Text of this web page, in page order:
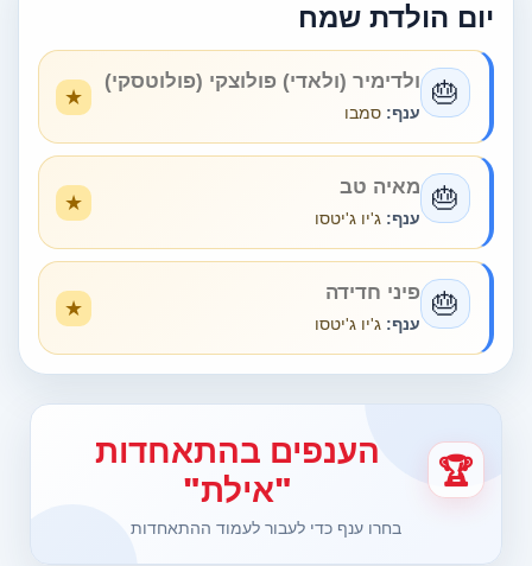
יום הולדת שמח
🎂 ולדימיר (ולאדי) פולוצקי (פולוטסקי)
ענף: סמבו
🎂 מאיה טב
ענף: ג'יו ג'יטסו
🎂 פיני חדידה
ענף: ג'יו ג'יטסו
🏆
הענפים בהתאחדות
"אילת"
בחרו ענף כדי לעבור לעמוד ההתאחדות